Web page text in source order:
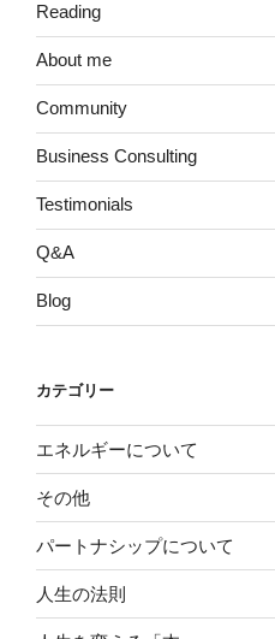
Reading
About me
Community
Business Consulting
Testimonials
Q&A
Blog
カテゴリー
エネルギーについて
その他
パートナシップについて
人生の法則